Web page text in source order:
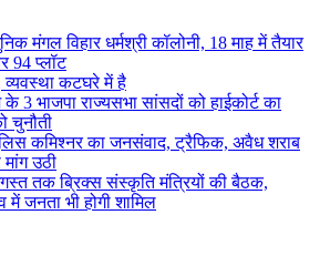
मंगल विहार धर्मश्री कॉलोनी, 18 माह में तैयार
94 प्लॉट
व्यवस्था कटघरे में है
3 भाजपा राज्यसभा सांसदों को हाईकोर्ट का
चुनौती
कमिश्नर का जनसंवाद, ट्रैफिक, अवैध शराब
उठी
तक ब्रिक्स संस्कृति मंत्रियों की बैठक,
जनता भी होगी शामिल